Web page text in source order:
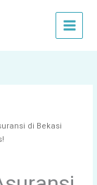
di Bekasi